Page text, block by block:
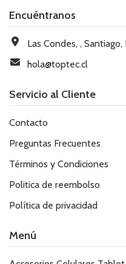
Encuéntranos
Las Condes, ,
hola@toptec.cl
Servicio al Cliente
Contacto
Preguntas Frecuentes
Términos y Condiciones
Politica de reembolso
Política de privacidad
Menú